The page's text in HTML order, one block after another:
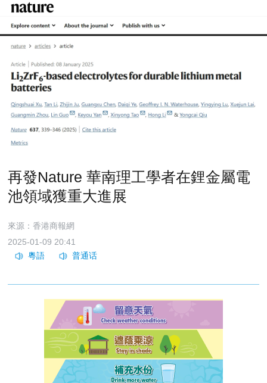
再發Nature 華南理工學者在鋰金屬電
池領域獲重大進展
來源：香港商報網
2025-01-09 20:41